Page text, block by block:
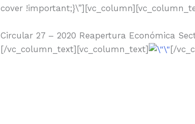
cover
Circular 27 – 2020 Reapertura Económica
[/vc_column_text][vc_column_text]
[/